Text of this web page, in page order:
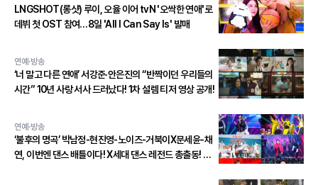
LNGSHOT(롱샷) 루이, 오율 이어 tvN '오싹한 연애'로
데뷔 첫 OST 참여…8일 'All I Can Say Is' 발매
연예·방송
‘너 말고 다른 연애’ 서강준·안은진의 “반짝이던 우리들의
시간” 10년 사랑 서사 드러났다! 1차 설렘 티저 영상 공개!
연예·방송
‘불후의 명곡’ 박남정-현진영-노이즈-거북이X문세윤-채
연, 이번엔 댄스 배틀이다! X세대 댄스 레전드 총출동! 댄